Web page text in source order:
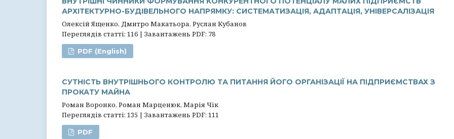
АРХІТЕКТУРНО-БУДІВЕЛЬНОГО НАПРЯМКУ: СИСТЕМАТИЗАЦІЯ, АДАПТАЦІЯ, УНІВЕРСАЛІЗАЦІЯ
Олексій Ященко, Дмитро Макатьора, Руслан Кубанов
Переглядів статті: 116 | Завантажень PDF: 78
PDF (English)
СУТНІСТЬ ВНУТРІШНЬОГО КОНТРОЛЮ ТА ПИТАННЯ ЙОГО ОРГАНІЗАЦІЇ НА ПІДПРИЄМСТВАХ З
ПРОКАТУ МАЙНА
Роман Воронко, Роман Марценюк, Марія Чік
Переглядів статті: 135 | Завантажень PDF: 111
PDF